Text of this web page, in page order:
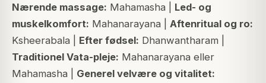
Nærende massage: Mahamasha | Led- og
muskelkomfort: Mahanarayana | Aftenritual og ro:
Ksheerabala | Efter fødsel: Dhanwantharam |
Traditionel Vata-pleje: Mahanarayana eller
Mahamasha | Generel velvære og vitalitet: